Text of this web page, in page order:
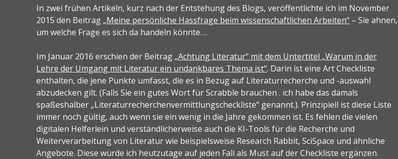
In zwei frühen Artikeln, kurz nach der Entstehung des Blogs, veröffentlichte ich im November
2015 den Beitrag „Meine persönliche Hassfrage beim wissenschaftlichen Arbeiten“ – Sie ahnen,
um welche Frage es sich da handeln könnte….
Im Januar 2016 erschien der Beitrag „Achtung Literatur“ mit dem Untertitel „Warum in der
Lehre der Umgang mit Literatur ein undankbares Thema ist“. Darin ist eine Art Checkliste
enthalten, die jene Punkte umfasst, die es in Bezug auf Literaturrecherche und -auswahl
abzudecken gilt. (Falls Sie ein gutes Wort für Scrabble brauchen . ich habe das damals
spaßeshalber „Literaturrecherchenvermittlungscheckliste“ genannt.). Prinzipiell ist diese Liste
immer noch gültig, auch wenn sie ein wenig in die Jahre gekommen ist. Es fehlen die vielen
digitalen Helferlein und verständlicherweise auch die KI-Tools für die Recherche und
Weiterverarbeitung von Literatur wie beispielsweise Research Rabbit, SciSpace und ähnliche
Angebote. Diese würde ich heutzutage auf jeden Fall als Must auf der Checkliste ergänzen.